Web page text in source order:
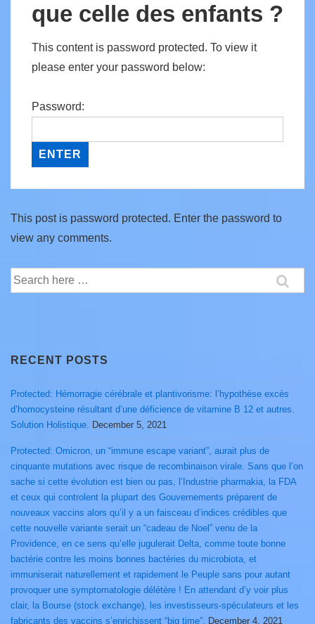
que celle des enfants ?
This content is password protected. To view it
please enter your password below:
Password:
This post is password protected. Enter the password to
view any comments.
Search
for:
RECENT POSTS
Protected: Hémorragie cérébrale et plantivorisme: l’hypothèse excès
d’homocysteine résultant d’une déficience de vitamine B 12 et autres.
Solution Holistique. December 5, 2021
Protected: Omicron, un “immune escape variant”, aurait plus de
cinquante mutations avec risque de recombinaison virale. Sans que l’on
sache si cette évolution est bien ou pas, l’Industrie pharmakia, la FDA
et ceux qui controlent la plupart des Gouvernements préparent de
nouveaux vaccins alors qu’il y a un faisceau d’indices crédibles que
cette nouvelle variante serait un “cadeau de Noel” venu de la
Providence, en ce sens qu’elle jugulerait Delta, comme toute bonne
bactérie contre les moins bonnes bactéries du microbiota, et
immuniserait naturellement et rapidement le Peuple sans pour autant
provoquer une symptomatologie délétère ! En attendant d’y voir plus
clair, la Bourse (stock exchange), les investisseurs-spéculateurs et les
fabricants des vaccins s’enrichissent “big time”. December 4, 2021